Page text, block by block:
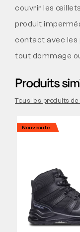
couvrir les
produit
contact avec les
tout dommage
Produits
Tous les produits
Nouveauté